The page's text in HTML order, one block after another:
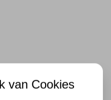
van Cookies